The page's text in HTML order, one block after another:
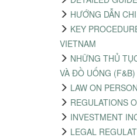
HƯỚNG DẪN
KEY
VIETNAM
NHỮNG THỦ
VÀ ĐỒ UỐNG
LAW ON
REGULATIONS
INVESTMENT
LEGAL